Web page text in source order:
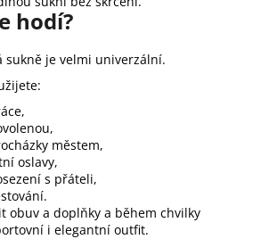
hodí?
sukně je velmi univerzální.
městem,
oslavy,
s přáteli,
obuv a doplňky a během chvilky
i elegantní outfit.